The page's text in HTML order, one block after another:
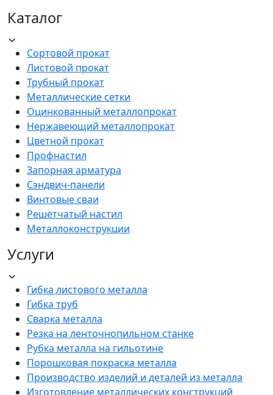
Каталог
Сортовой прокат
Листовой прокат
Трубный прокат
Металлические сетки
Оцинкованный металлопрокат
Нержавеющий металлопрокат
Цветной прокат
Профнастил
Запорная арматура
Сэндвич-панели
Винтовые сваи
Решетчатый настил
Металлоконструкции
Услуги
Гибка листового металла
Гибка труб
Сварка металла
Резка на ленточнопильном станке
Рубка металла на гильотине
Порошковая покраска металла
Производство изделий и деталей из металла
Изготовление металлических конструкций